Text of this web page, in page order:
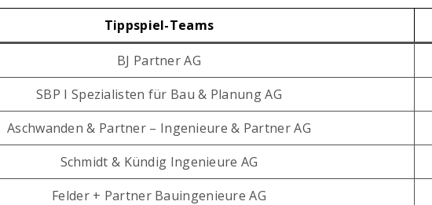
Tippspiel-Teams
BJ Partner AG
SBP I Spezialisten für Bau & Planung AG
Aschwanden & Partner – Ingenieure & Partner AG
Schmidt & Kündig Ingenieure AG
Felder + Partner Bauingenieure AG